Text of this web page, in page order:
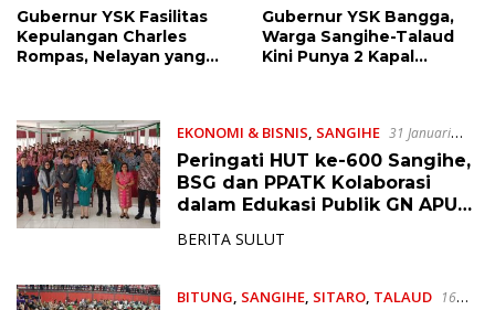
Gubernur YSK Fasilitas
Kepulangan Charles
Rompas, Nelayan yang
Gubernur YSK Bangga,
Warga Sangihe-Talaud
Kini Punya 2 Kapal
EKONOMI & BISNIS SANGIHE 31 Januari
2025
Peringati HUT ke-600 Sangihe,
BSG dan PPATK Kolaborasi
dalam Edukasi Publik GN APU-
BERITA SULUT
BITUNG SANGIHE, SITARO, TALAUD
16